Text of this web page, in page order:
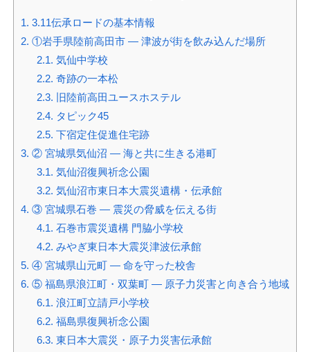
1. 3.11伝承ロードの基本情報
2. ①岩手県陸前高田市 ― 津波が街を飲み込んだ場所
2.1. 気仙中学校
2.2. 奇跡の一本松
2.3. 旧陸前高田ユースホステル
2.4. タピック45
2.5. 下宿定住促進住宅跡
3. ② 宮城県気仙沼 ― 海と共に生きる港町
3.1. 気仙沼復興祈念公園
3.2. 気仙沼市東日本大震災遺構・伝承館
4. ③ 宮城県石巻 ― 震災の脅威を伝える街
4.1. 石巻市震災遺構 門脇小学校
4.2. みやぎ東日本大震災津波伝承館
5. ④ 宮城県山元町 ― 命を守った校舎
6. ⑤ 福島県浪江町・双葉町 ― 原子力災害と向き合う地域
6.1. 浪江町立請戸小学校
6.2. 福島県復興祈念公園
6.3. 東日本大震災・原子力災害伝承館